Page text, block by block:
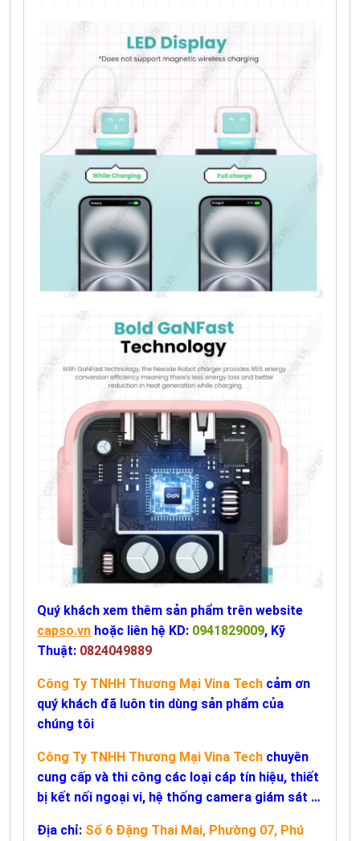
Quý khách xem thêm sản phẩm trên website
capso.vn hoặc liên hệ KD: 0941829009, Kỹ
Thuật: 0824049889
Công Ty TNHH Thương Mại Vina Tech cảm ơn
quý khách đã luôn tin dùng sản phẩm của
chúng tôi
Công Ty TNHH Thương Mại Vina Tech chuyên
cung cấp và thi công các loại cáp tín hiệu, thiết
bị kết nối ngoại vi, hệ thống camera giám sát …
Địa chỉ: Số 6 Đặng Thai Mai, Phường 07, Phú